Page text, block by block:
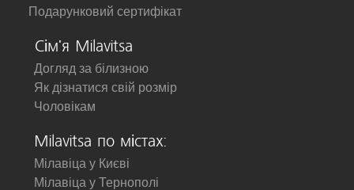
Подарунковий сертифікат
Сім'я Milavitsa
Догляд за білизною
Як дізнатися свій розмір
Чоловікам
Milavitsa по містах:
Мілавіца у Києві
Мілавіца у Тернополі